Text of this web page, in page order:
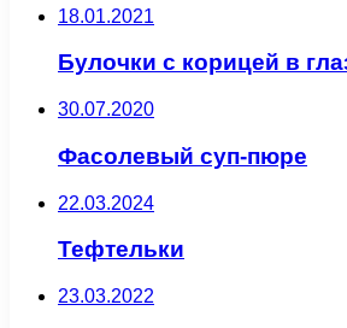
18.01.2021
Булочки с корицей в
30.07.2020
Фасолевый суп-пюре
22.03.2024
Тефтельки
23.03.2022